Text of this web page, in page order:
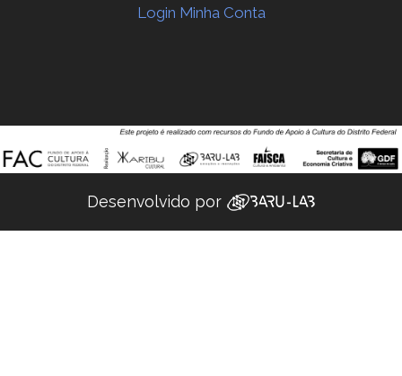
Login Minha Conta
Desenvolvido por ‌